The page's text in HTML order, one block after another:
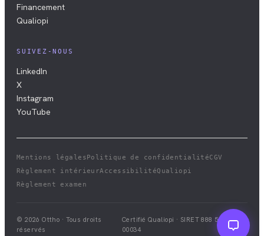
Financement
Qualiopi
SUIVEZ-NOUS
LinkedIn
X
Instagram
YouTube
Mentions légalesPolitique de confidentialitéCGV
Règlement intérieurAccessibilitéQualiopi
Règlement examen
© 2026 Ottho · Tous droits
réservés
Certifié Qualiopi · SIRET888 528 411
00034